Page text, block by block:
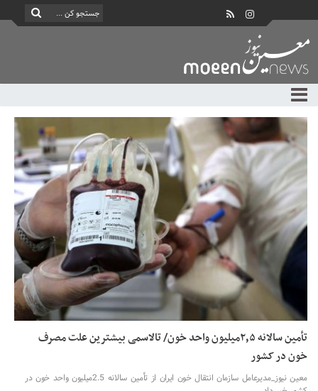
تأمین سالانه ۲٫۵میلیون واحد خون/ تالاسمی بیشترین علت مصرف‌
خون در کشور
معین نیوز_مدیرعامل سازمان انتقال خون ایران از تأمین سالانه 2.5میلیون واحد خون در